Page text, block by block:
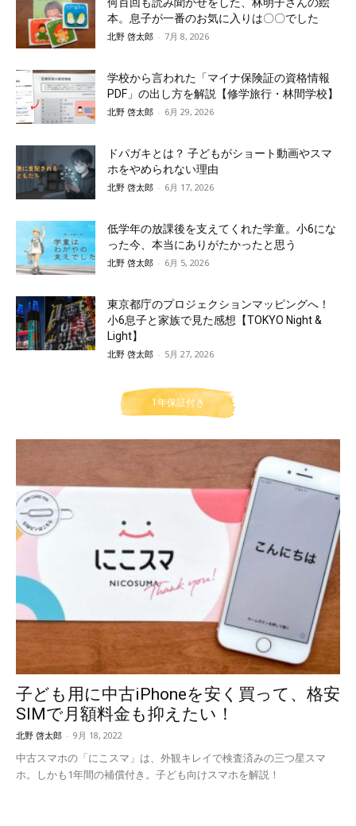
本。息子が一番のお気に入りは〇〇でした
北野 啓太郎 - 7月 8, 2026
学校から言われた「マイナ保険証の資格情報
PDF」の出し方を解説【修学旅行・林間学校】
北野 啓太郎 - 6月 29, 2026
ドパガキとは？ 子どもがショート動画やスマ
ホをやめられない理由
北野 啓太郎 - 6月 17, 2026
低学年の放課後を支えてくれた学童。小6にな
った今、本当にありがたかったと思う
北野 啓太郎 - 6月 5, 2026
東京都庁のプロジェクションマッピングへ！
小6息子と家族で見た感想【TOKYO Night &
Light】
北野 啓太郎 - 5月 27, 2026
1年保証付き
子ども用に中古iPhoneを安く買って、格安
SIMで月額料金も抑えたい！
北野 啓太郎 - 9月 18, 2022
中古スマホの「にこスマ」は、外観キレイで検査済みの三つ星スマ
ホ。しかも1年間の補償付き。子ども向けスマホを解説！